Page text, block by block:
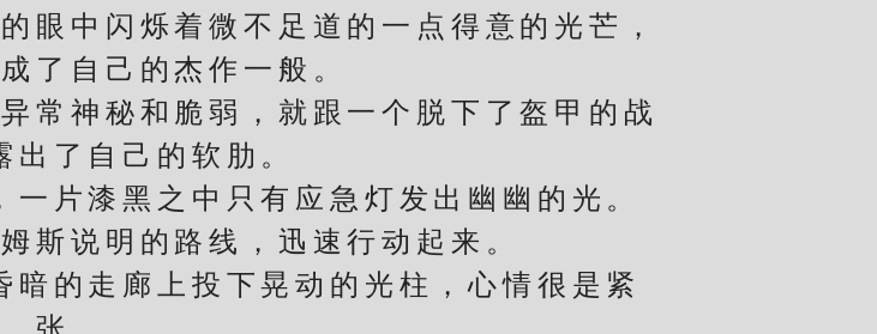
中闪烁着微不足道的一点得意的光芒，
了自己的杰作一般。
神秘和脆弱，就跟一个脱下了盔甲的战
出了自己的软肋。
漆黑之中只有应急灯发出幽幽的光。
说明的路线，迅速行动起来。
的走廊上投下晃动的光柱，心情很是紧